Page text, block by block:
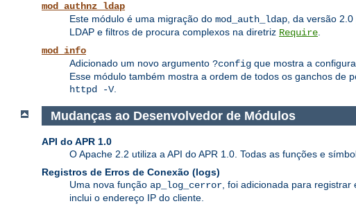
mod_authnz_ldap
Este módulo é uma migração do mod_auth_ldap , da versão
LDAP e filtros de procura complexos na diretriz Require
mod_info
Adicionado um novo argumento ?config que mostra a
Esse módulo também mostra a ordem de todos os ganchos de
httpd -V.
Mudanças ao Desenvolvedor de Módulos
API do APR 1.0
O Apache 2.2 utiliza a API do APR 1.0. Todas as funções e
Registros de Erros de Conexão (logs)
Uma nova função ap_log_cerror, foi adicionada para
inclui o endereço IP do cliente.